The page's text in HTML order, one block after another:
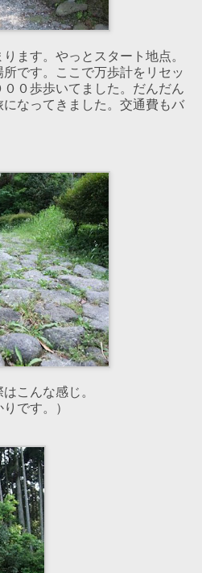
ます。やっとスタート地点。
です。ここで万歩計をリセッ
００歩歩いてました。だんだん
なってきました。交通費もバ
こんな感じ。
です。）